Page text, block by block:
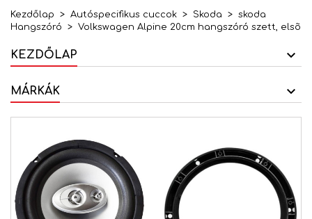
Kezdőlap Autóspecifikus cuccok Skoda
skoda
Hangszóró
Volkswagen Alpine 20cm hangszóró szett, elsõ
KEZDŐLAP
MÁRKÁK
Mégsem Bejelentkezés